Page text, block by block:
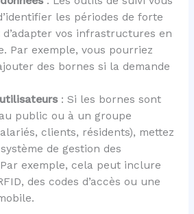
les périodes de forte
vos infrastructures en
Par exemple, vous pourriez
des bornes si la demande
: Si les bornes sont
public ou à un groupe
clients, résidents), mettez
de gestion des
exemple, cela peut inclure
des codes d’accès ou une